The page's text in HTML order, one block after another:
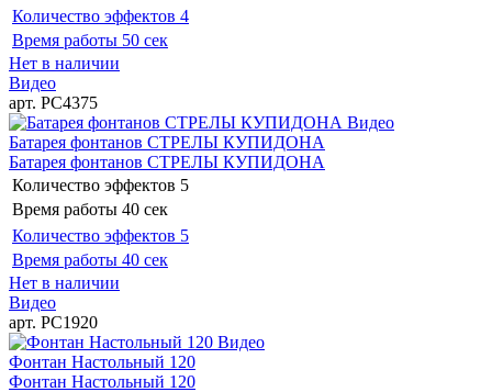
Количество эффектов 4
Время работы 50 сек
Нет в наличии
Видео
арт. РС4375
Видео
Батарея фонтанов СТРЕЛЫ КУПИДОНА
Батарея фонтанов СТРЕЛЫ КУПИДОНА
Количество эффектов 5
Время работы 40 сек
Количество эффектов 5
Время работы 40 сек
Нет в наличии
Видео
арт. РС1920
Видео
Фонтан Настольный 120
Фонтан Настольный 120